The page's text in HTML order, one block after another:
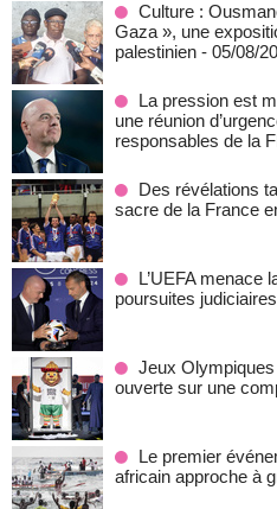
Culture :
Gaza », une
palestinien - 05/08/
La pression est
une réunion
responsables de la
Des révélations
sacre de la France
L’UEFA menace
poursuites judiciaires
Jeux
ouverte sur une
Le premier
africain approche à